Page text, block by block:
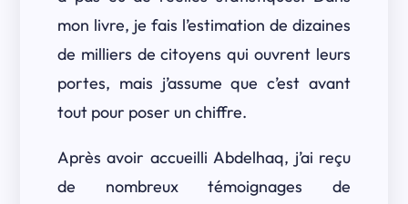
mon livre, je fais l’estimation de dizaines
de milliers de citoyens qui ouvrent leurs
portes, mais j’assume que c’est avant
tout pour poser un chiffre.
Après avoir accueilli Abdelhaq, j’ai reçu
de nombreux témoignages de